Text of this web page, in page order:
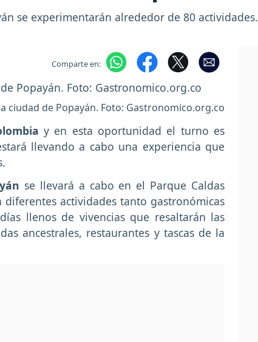
se experimentarán alrededor de 80 actividades.
Comparte en:
ciudad de Popayán. Foto: Gastronomico.org.co
y en esta oportunidad el turno es
llevando a cabo una experiencia que
se llevará a cabo en el Parque Caldas
actividades tanto gastronómicas
llenos de vivencias que resaltarán las
ancestrales, restaurantes y tascas de la